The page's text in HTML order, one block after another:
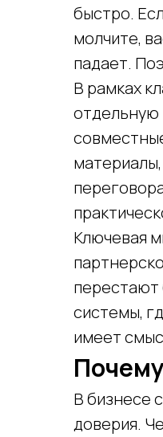
быстро.
молчите,
падает.
В рамках
отдельную
Ключевая
перестают
системы,
имеет
В бизнесе
доверия.